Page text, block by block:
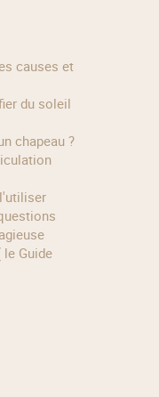
chapeau ?